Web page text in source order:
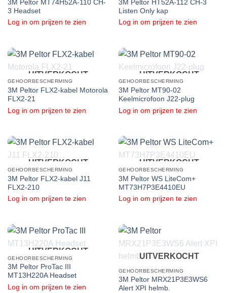
3M Peltor MT74H52A-110 CH-
3 Headset
Log in om prijzen te zien
3M Peltor HT52A-112 CH-3
Listen Only kap
Log in om prijzen te zien
UITVERKOCHT
GEHOORBESCHERMING
3M Peltor FLX2-kabel Motorola
FLX2-21
Log in om prijzen te zien
UITVERKOCHT
GEHOORBESCHERMING
3M Peltor MT90-02
Keelmicrofoon J22-plug
Log in om prijzen te zien
UITVERKOCHT
GEHOORBESCHERMING
3M Peltor FLX2-kabel J11
FLX2-210
Log in om prijzen te zien
UITVERKOCHT
GEHOORBESCHERMING
3M Peltor WS LiteCom+
MT73H7P3E4410EU
Log in om prijzen te zien
UITVERKOCHT
GEHOORBESCHERMING
3M Peltor ProTac III
MT13H220A Headset
Log in om prijzen te zien
UITVERKOCHT
GEHOORBESCHERMING
3M Peltor MRX21P3E3WS6
Alert XPI helmb.